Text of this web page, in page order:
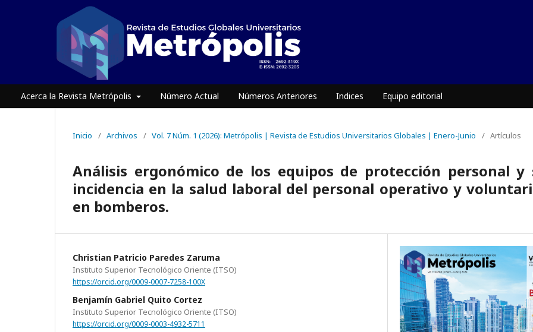
Acerca la Revista Metrópolis Número Actual Números Anteriores Indices Equipo editorial
Inicio / Archivos / Vol. 7 Núm. 1 (2026): Metrópolis | Revista de Estudios Universitarios Globales | Enero-Junio / Artículos
Análisis ergonómico de los equipos de protección personal y
incidencia en la salud laboral del personal operativo y
en bomberos.
Christian Patricio Paredes Zaruma
Instituto Superior Tecnológico Oriente (ITSO)
https://orcid.org/0009-0007-7258-100X
Benjamín Gabriel Quito Cortez
Instituto Superior Tecnológico Oriente (ITSO)
https://orcid.org/0009-0003-4932-5711